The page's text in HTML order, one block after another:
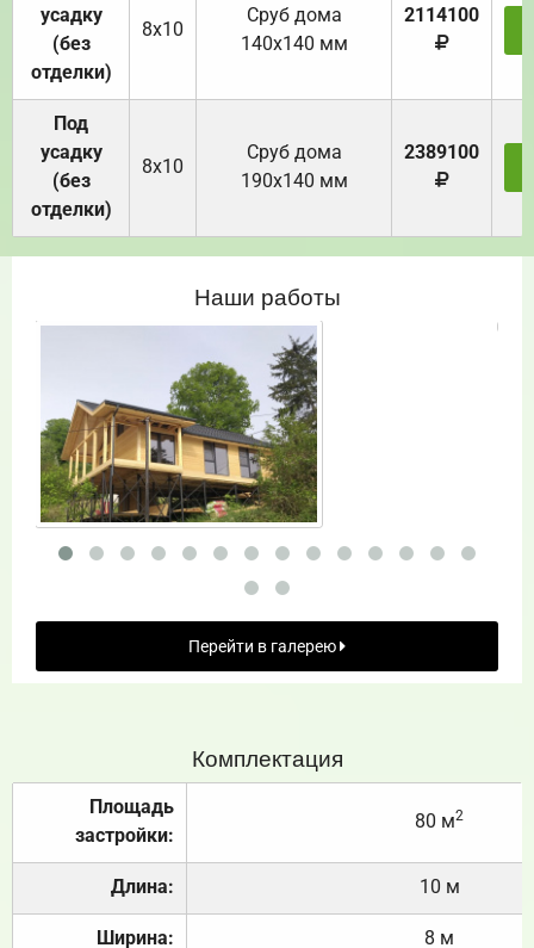
усадку
(без
отделки)
8х10
Cруб дома
140х140 мм
2114100
Под
усадку
(без
отделки)
8х10
Cруб дома
190х140 мм
2389100
Наши работы
Перейти в галерею
Комплектация
Площадь
застройки:
80 м2
Длина: 10 м
Ширина: 8 м